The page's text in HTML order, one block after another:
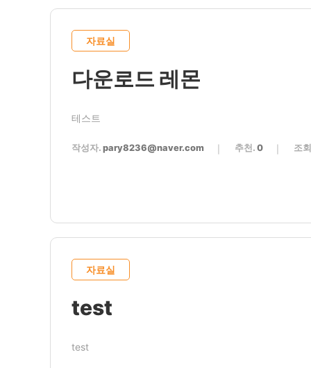
자료실
다운로드 레몬
테스트
작성자. pary8236@naver.com 추천. 0 조
자료실
test
test